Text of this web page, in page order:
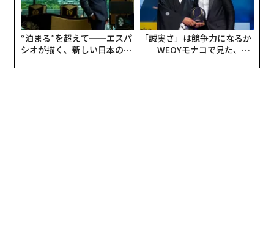
“泊まる”を超えて──エスパ
シオが描く、新しい日本のラ
「誠実さ」は競争力になるか
──WEOYモナコで見た、く